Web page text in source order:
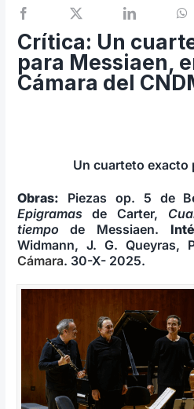
Recomendación
Cosas de Beckmesser
Nosotros y privacidad
Buscar:
Crítica: Un
para Messiaen,
Cámara del
Un cuarteto exacto
Obras: Piezas op. 5 de
Epigramas de Carter,
tiempo de Messiaen.
Widmann, J. G. Queyras,
Cámara. 30-X- 2025.